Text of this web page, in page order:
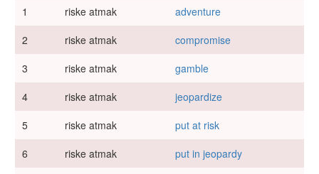
1
riske atmak
adventure
2
riske atmak
compromise
3
riske atmak
gamble
4
riske atmak
jeopardize
5
riske atmak
put at risk
6
riske atmak
put in jeopardy